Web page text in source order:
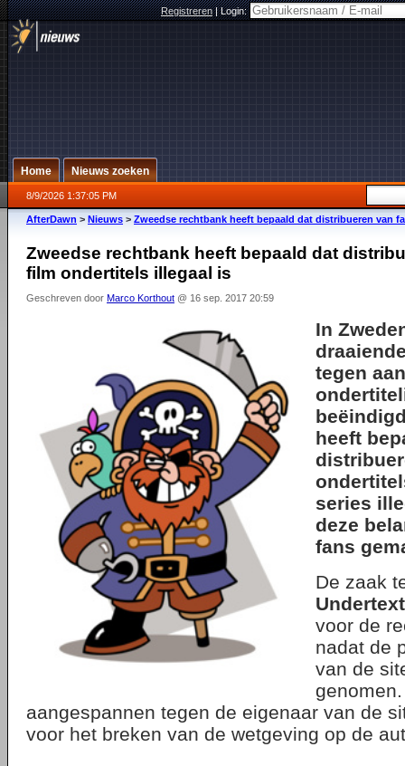
Registreren|Login:
Home Nieuws zoeken
8/9/2026 1:37:05 PM
AfterDawn > Nieuws > Zweedse rechtbank heeft bepaald dat distribueren van
Zweedse rechtbank heeft bepaald dat
film ondertitels illegaal is
Geschreven door Marco Korthout @ 16 sep. 2017 20:59
In
tegen
heeft
series
deze
fans
De zaak
voor de
nadat de
van de
aangespannen tegen de eigenaar van de
voor het breken van de wetgeving op de